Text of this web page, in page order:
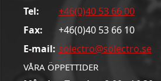
Tel:
+46(0)40 53 66 00
Fax:
+46(0)40 53 66 10
E-mail: solectro@solectro.se
VÅRA ÖPPETTIDER